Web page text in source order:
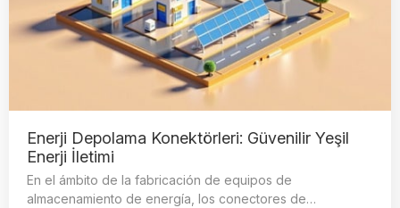
tecnológicos: certificación impermeable IP68, capacidad
de corriente ultraalta de 200A y rango de temperatura
completa de -40°C a 125°C. Futronics ha resuelto los
puntos críticos de la industria con su tecnología
innovadora y ha redefinido el valor de referencia de los
Enerji Depolama Konektörleri: Güvenilir Yeşil
Enerji İletimi
En el ámbito de la fabricación de equipos de
almacenamiento de energía, los conectores de